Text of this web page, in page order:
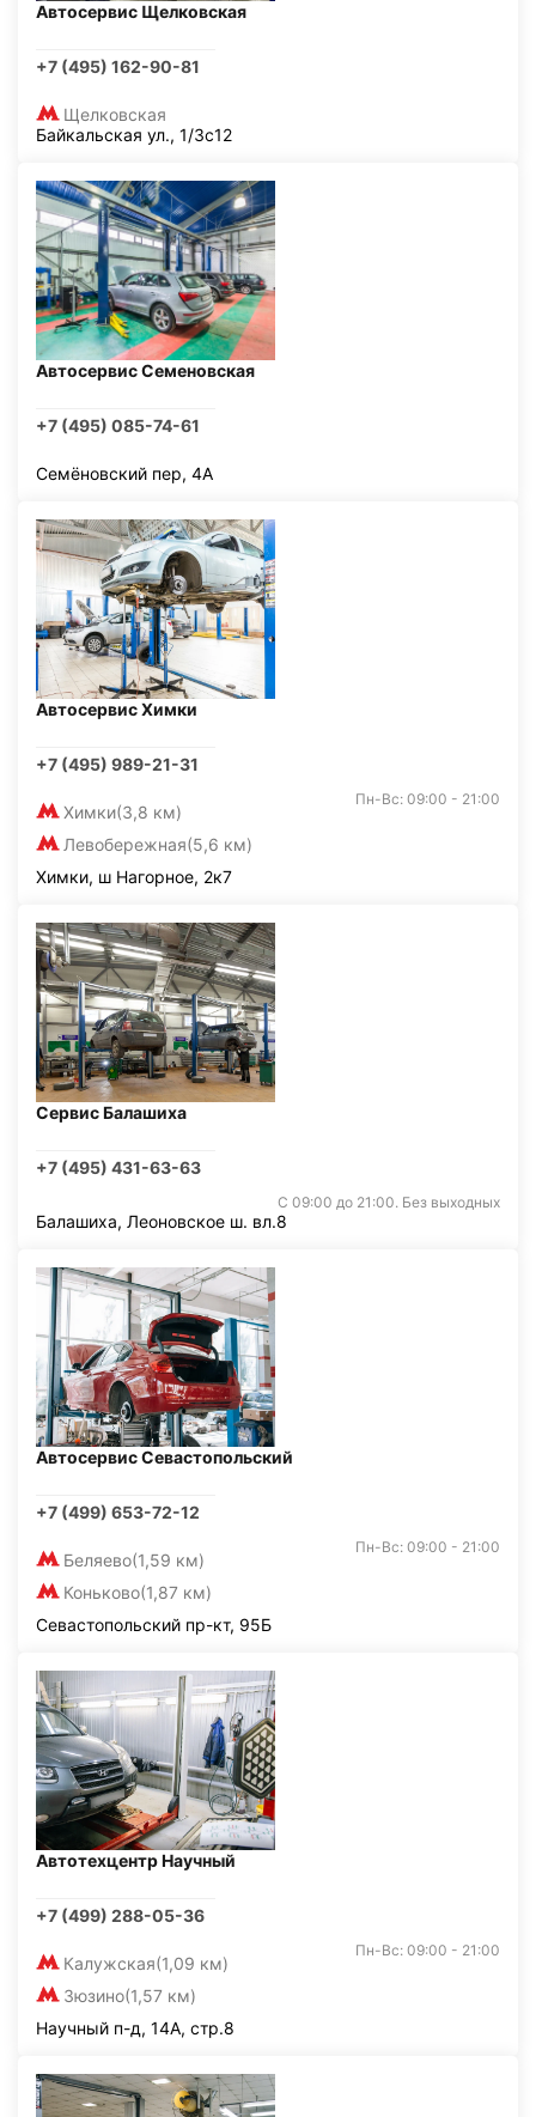
Автосервис Щелковская
+7 (495) 162-90-81
Щелковская
Байкальская ул., 1/3с12
Автосервис Семеновская
+7 (495) 085-74-61
Семёновский пер, 4А
Автосервис Химки
+7 (495) 989-21-31
Химки(3,8 км)
Левобережная(5,6 км)
Пн-Вс: 09:00 - 21:00
Химки, ш Нагорное, 2к7
Сервис Балашиха
+7 (495) 431-63-63
С 09:00 до 21:00. Без выходных
Балашиха, Леоновское ш. вл.8
Автосервис Севастопольский
+7 (499) 653-72-12
Беляево(1,59 км)
Коньково(1,87 км)
Пн-Вс: 09:00 - 21:00
Севастопольский пр-кт, 95Б
Автотехцентр Научный
+7 (499) 288-05-36
Калужская(1,09 км)
Зюзино(1,57 км)
Пн-Вс: 09:00 - 21:00
Научный п-д, 14А, стр.8